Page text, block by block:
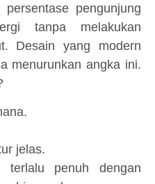
pengunjung
tanpa melakukan
Desain yang modern
menurunkan angka ini.
jelas.
terlalu penuh dengan